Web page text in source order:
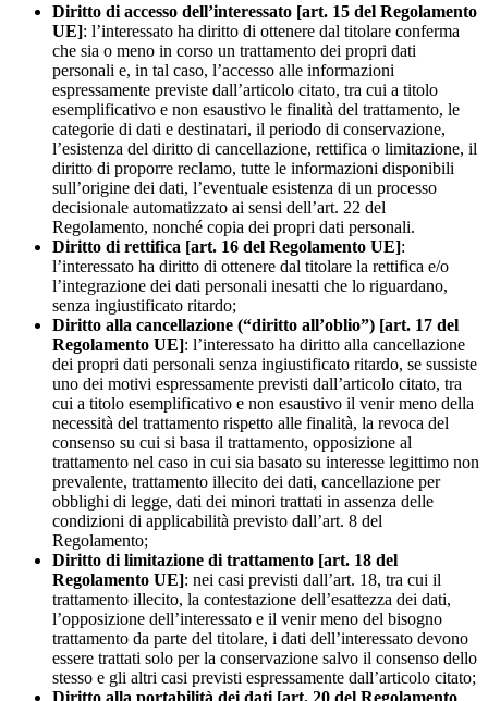
Diritto di accesso dell’interessato [art. 15 del Regolamento
UE]: l’interessato ha diritto di ottenere dal titolare conferma
che sia o meno in corso un trattamento dei propri dati
personali e, in tal caso, l’accesso alle informazioni
espressamente previste dall’articolo citato, tra cui a titolo
esemplificativo e non esaustivo le finalità del trattamento, le
categorie di dati e destinatari, il periodo di conservazione,
l’esistenza del diritto di cancellazione, rettifica o limitazione, il
diritto di proporre reclamo, tutte le informazioni disponibili
sull’origine dei dati, l’eventuale esistenza di un processo
decisionale automatizzato ai sensi dell’art. 22 del
Regolamento, nonché copia dei propri dati personali.
Diritto di rettifica [art. 16 del Regolamento UE]:
l’interessato ha diritto di ottenere dal titolare la rettifica e/o
l’integrazione dei dati personali inesatti che lo riguardano,
senza ingiustificato ritardo;
Diritto alla cancellazione (“diritto all’oblio”) [art. 17 del
Regolamento UE]: l’interessato ha diritto alla cancellazione
dei propri dati personali senza ingiustificato ritardo, se sussiste
uno dei motivi espressamente previsti dall’articolo citato, tra
cui a titolo esemplificativo e non esaustivo il venir meno della
necessità del trattamento rispetto alle finalità, la revoca del
consenso su cui si basa il trattamento, opposizione al
trattamento nel caso in cui sia basato su interesse legittimo non
prevalente, trattamento illecito dei dati, cancellazione per
obblighi di legge, dati dei minori trattati in assenza delle
condizioni di applicabilità previsto dall’art. 8 del
Regolamento;
Diritto di limitazione di trattamento [art. 18 del
Regolamento UE]: nei casi previsti dall’art. 18, tra cui il
trattamento illecito, la contestazione dell’esattezza dei dati,
l’opposizione dell’interessato e il venir meno del bisogno
trattamento da parte del titolare, i dati dell’interessato devono
essere trattati solo per la conservazione salvo il consenso dello
stesso e gli altri casi previsti espressamente dall’articolo citato;
Diritto alla portabilità dei dati [art. 20 del Regolamento